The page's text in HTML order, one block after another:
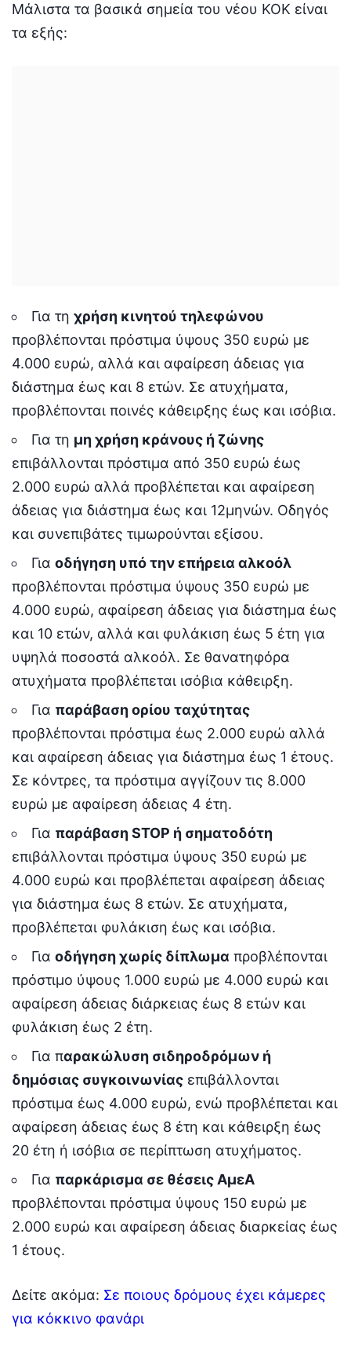
Μάλιστα τα βασικά σημεία του νέου ΚΟΚ είναι
τα εξής:
Για τη χρήση κινητού τηλεφώνου
προβλέπονται πρόστιμα ύψους 350 ευρώ με
4.000 ευρώ, αλλά και αφαίρεση άδειας για
διάστημα έως και 8 ετών. Σε ατυχήματα,
προβλέπονται ποινές κάθειρξης έως και ισόβια.
Για τη μη χρήση κράνους ή ζώνης
επιβάλλονται πρόστιμα από 350 ευρώ έως
2.000 ευρώ αλλά προβλέπεται και αφαίρεση
άδειας για διάστημα έως και 12μηνών. Οδηγός
και συνεπιβάτες τιμωρούνται εξίσου.
Για οδήγηση υπό την επήρεια αλκοόλ
προβλέπονται πρόστιμα ύψους 350 ευρώ με
4.000 ευρώ, αφαίρεση άδειας για διάστημα έως
και 10 ετών, αλλά και φυλάκιση έως 5 έτη για
υψηλά ποσοστά αλκοόλ. Σε θανατηφόρα
ατυχήματα προβλέπεται ισόβια κάθειρξη.
Για παράβαση ορίου ταχύτητας
προβλέπονται πρόστιμα έως 2.000 ευρώ αλλά
και αφαίρεση άδειας για διάστημα έως 1 έτους.
Σε κόντρες, τα πρόστιμα αγγίζουν τις 8.000
ευρώ με αφαίρεση άδειας 4 έτη.
Για παράβαση STOP ή σηματοδότη
επιβάλλονται πρόστιμα ύψους 350 ευρώ με
4.000 ευρώ και προβλέπεται αφαίρεση άδειας
για διάστημα έως 8 ετών. Σε ατυχήματα,
προβλέπεται φυλάκιση έως και ισόβια.
Για οδήγηση χωρίς δίπλωμα προβλέπονται
πρόστιμο ύψους 1.000 ευρώ με 4.000 ευρώ και
αφαίρεση άδειας διάρκειας έως 8 ετών και
φυλάκιση έως 2 έτη.
Για παρακώλυση σιδηροδρόμων ή
δημόσιας συγκοινωνίας επιβάλλονται
πρόστιμα έως 4.000 ευρώ, ενώ προβλέπεται και
αφαίρεση άδειας έως 8 έτη και κάθειρξη έως
20 έτη ή ισόβια σε περίπτωση ατυχήματος.
Για παρκάρισμα σε θέσεις ΑμεΑ
προβλέπονται πρόστιμα ύψους 150 ευρώ με
2.000 ευρώ και αφαίρεση άδειας διαρκείας έως
1 έτους.
Δείτε ακόμα: Σε ποιους δρόμους έχει κάμερες
για κόκκινο φανάρι